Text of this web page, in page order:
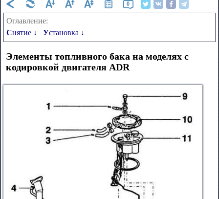
0
Оглавление:
Снятие ↓
Установка ↓
Элементы топливного бака на моделях с
кодировкой двигателя ADR